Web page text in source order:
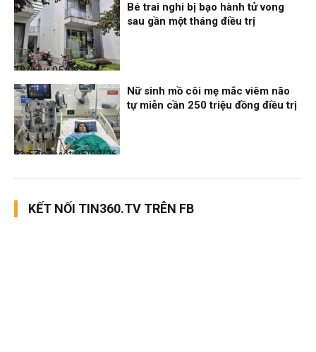
Thời sự
05/08/26, 12:06
Bé trai nghi bị bạo hành tử vong
sau gần một tháng điều trị
Bạn đọc viết
05/08/26, 11:57
Nữ sinh mồ côi mẹ mắc viêm não
tự miễn cần 250 triệu đồng điều trị
KẾT NỐI TIN360.TV TRÊN FB